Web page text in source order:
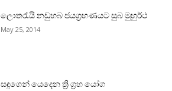
ලොතරැයි නඩුහබ ජයග්‍රහණයට සුබ මුහුර්ථ
May 25, 2014
සඳුගෙන් යෙදෙන ත්‍රි ග්‍රහ යෝග